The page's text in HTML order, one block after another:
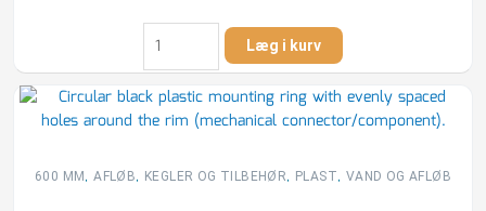
Kombi
Ringen
325
x
5/15
topring,
Læg i kurv
600 MM,AFLØB, KEGLER OG TILBEHØR, PLAST, VAND OG AFLØB